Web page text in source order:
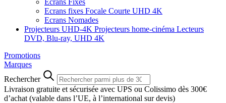
Ecrans Fixes
Ecrans fixes Focale Courte UHD 4K
Ecrans Nomades
Projecteurs UHD-4K Projecteurs home-cinéma Lecteurs
DVD, Blu-ray, UHD 4K
Promotions
Marques
Rechercher
Livraison gratuite et sécurisée avec UPS ou Colissimo dès 300€
d’achat (valable dans l’UE, à l’international sur devis)